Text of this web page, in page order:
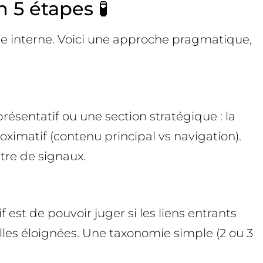
étapes 🧪
interne. Voici une approche pragmatique,
ou une section stratégique : la
(contenu principal vs navigation).
de signaux.
est de pouvoir juger si les liens entrants
éloignées. Une taxonomie simple (2 ou 3